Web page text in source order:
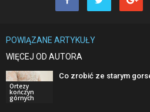
POWIĄZANE ARTYKUŁY
WIĘCEJ OD AUTORA
Ortezy
kończyn
górnych
Co zrobić ze starym